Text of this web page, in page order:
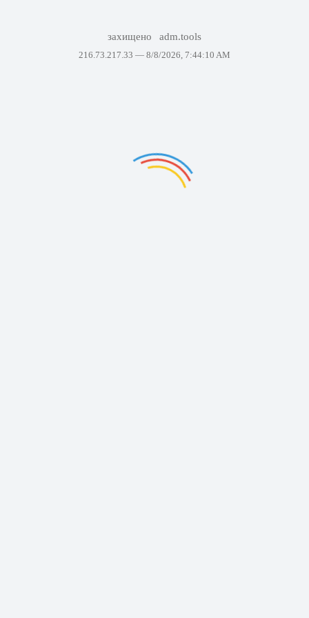
захищено adm.tools
216.73.217.33 — 8/8/2026, 7:44:10 AM